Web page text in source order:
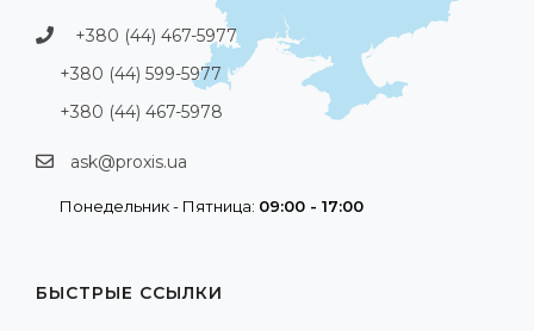
+380 (44) 467-5977
+380 (44) 599-5977
+380 (44) 467-5978
ask@proxis.ua
Понедельник - Пятница: 09:00 - 17:00
БЫСТРЫЕ ССЫЛКИ